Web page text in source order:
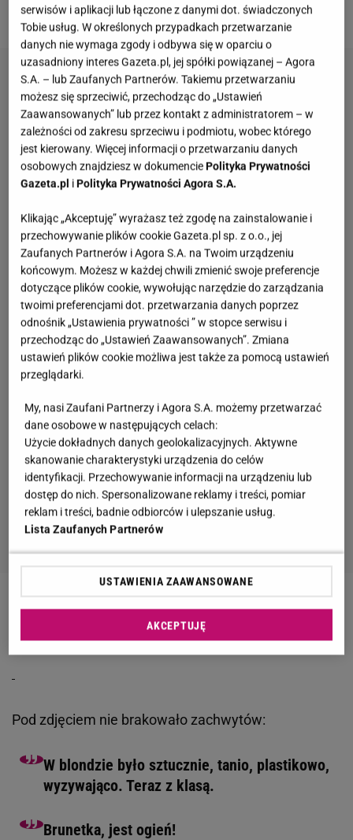
metamorfozy pochwaliła się na Instagramie.
Brunetka czy blondynka?- zapytała swoich
Pod zdjęciem nie brakowało zachwytów:
W blondzie było sztucznie, tanio, plastikowo,
wyzywająco. Teraz z klasą.
Brunetka, jest ogień!
serwisów i aplikacji lub łączone z danymi dot. świadczonych
Tobie usług. W określonych przypadkach przetwarzanie
danych nie wymaga zgody i odbywa się w oparciu o
uzasadniony interes Gazeta.pl, jej spółki powiązanej – Agora
S.A. – lub Zaufanych Partnerów. Takiemu przetwarzaniu
możesz się sprzeciwić, przechodząc do „Ustawień
Zaawansowanych” lub przez kontakt z administratorem – w
zależności od zakresu sprzeciwu i podmiotu, wobec którego
jest kierowany. Więcej informacji o przetwarzaniu danych
osobowych znajdziesz w dokumencie Polityka Prywatności
Gazeta.pl i Polityka Prywatności Agora S.A.
Klikając „Akceptuję” wyrażasz też zgodę na zainstalowanie i
przechowywanie plików cookie Gazeta.pl sp. z o.o., jej
Zaufanych Partnerów i Agora S.A. na Twoim urządzeniu
końcowym. Możesz w każdej chwili zmienić swoje preferencje
dotyczące plików cookie, wywołując narzędzie do zarządzania
twoimi preferencjami dot. przetwarzania danych poprzez
odnośnik „Ustawienia prywatności ” w stopce serwisu i
przechodząc do „Ustawień Zaawansowanych”. Zmiana
ustawień plików cookie możliwa jest także za pomocą ustawień
przeglądarki.
My, nasi Zaufani Partnerzy i Agora S.A. możemy przetwarzać
dane osobowe w następujących celach:
Użycie dokładnych danych geolokalizacyjnych. Aktywne
skanowanie charakterystyki urządzenia do celów
identyfikacji. Przechowywanie informacji na urządzeniu lub
dostęp do nich. Spersonalizowane reklamy i treści, pomiar
reklam i treści, badnie odbiorców i ulepszanie usług.
Lista Zaufanych Partnerów
USTAWIENIA ZAAWANSOWANE
AKCEPTUJĘ